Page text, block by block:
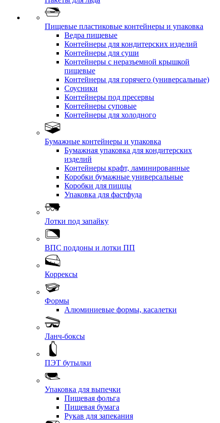
Пищевые пластиковые контейнеры и упаковка
Ведра пищевые
Контейнеры для кондитерских изделий
Контейнеры для суши
Контейнеры с неразъемной крышкой
пищевые
Контейнеры для горячего (универсальные)
Соусники
Контейнеры под пресервы
Контейнеры суповые
Контейнеры для холодного
Бумажные контейнеры и упаковка
Бумажная упаковка для кондитерских
изделий
Контейнеры крафт, ламинированные
Коробки бумажные универсальные
Коробки для пиццы
Упаковка для фастфуда
Лотки под запайку
ВПС поддоны и лотки ПП
Коррексы
Формы
Алюминиевые формы, касалетки
Ланч-боксы
ПЭТ бутылки
Упаковка для выпечки
Пищевая фольга
Пищевая бумага
Рукав для запекания